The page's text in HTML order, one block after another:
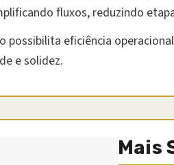
fluxos, reduzindo
possibilita eficiência
e solidez.
Mais